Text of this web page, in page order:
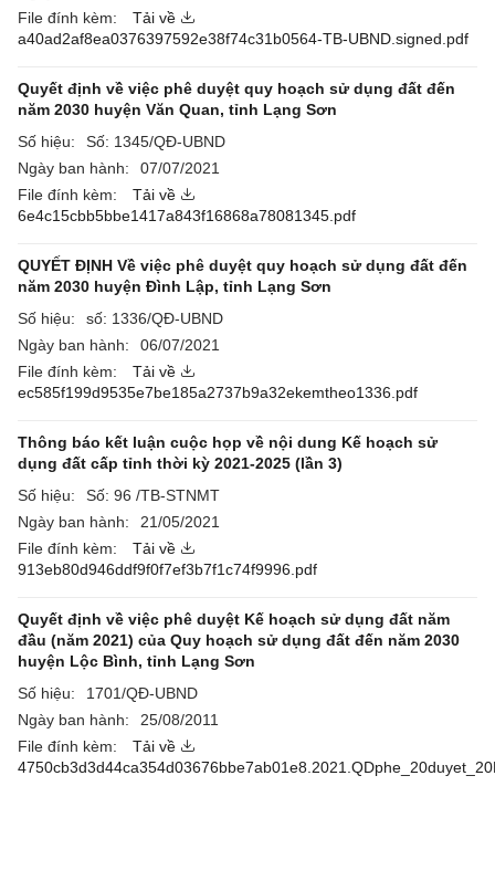
File đính kèm:
Tải về
a40ad2af8ea0376397592e38f74c31b0564-TB-UBND.signed.pdf
Quyết định về việc phê duyệt quy hoạch sử dụng đất đến
năm 2030 huyện Văn Quan, tỉnh Lạng Sơn
Số hiệu:
Số: 1345/QĐ-UBND
Ngày ban hành:
07/07/2021
File đính kèm:
Tải về
6e4c15cbb5bbe1417a843f16868a78081345.pdf
QUYẾT ĐỊNH Về việc phê duyệt quy hoạch sử dụng đất đến
năm 2030 huyện Đình Lập, tỉnh Lạng Sơn
Số hiệu:
số: 1336/QĐ-UBND
Ngày ban hành:
06/07/2021
File đính kèm:
Tải về
ec585f199d9535e7be185a2737b9a32ekemtheo1336.pdf
Thông báo kết luận cuộc họp về nội dung Kế hoạch sử
dụng đất cấp tỉnh thời kỳ 2021-2025 (lần 3)
Số hiệu:
Số: 96 /TB-STNMT
Ngày ban hành:
21/05/2021
File đính kèm:
Tải về
913eb80d946ddf9f0f7ef3b7f1c74f9996.pdf
Quyết định về việc phê duyệt Kế hoạch sử dụng đất năm
đầu (năm 2021) của Quy hoạch sử dụng đất đến năm 2030
huyện Lộc Bình, tỉnh Lạng Sơn
Số hiệu:
1701/QĐ-UBND
Ngày ban hành:
25/08/2011
File đính kèm:
Tải về